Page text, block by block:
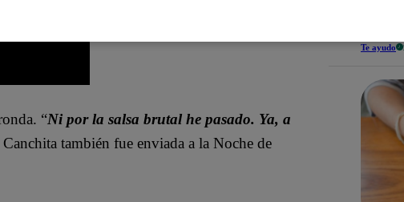
“Ni por la salsa brutal he pasado. Ya, a
también fue enviada a la Noche de
como
Te ayudo